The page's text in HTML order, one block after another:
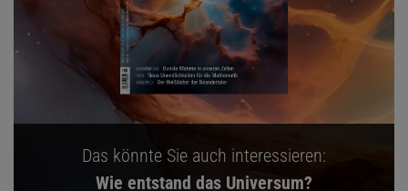
Das könnte Sie auch interessieren:
Wie entstand das Universum?